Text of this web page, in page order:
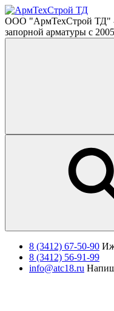
ООО "АрмТехСтрой ТД" -
запорной арматуры с
8 (3412) 67-50-90
8 (3412) 56-91-99
info@atc18.ru